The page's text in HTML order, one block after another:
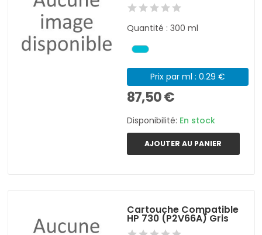
Quantité : 300 ml
Prix par ml : 0.29 €
87,50 €
Disponibilité: En stock
AJOUTER AU PANIER
Cartouche Compatible
HP 730 (P2V66A) Gris